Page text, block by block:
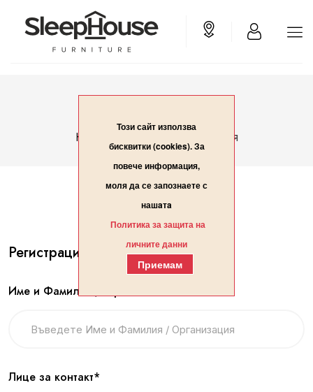
Начало Вход/Регистрация
Регистрация
Име и Фамилия / Организация*
Лице за контакт*
Този сайт използва
бисквитки (cookies). За
повече информация,
моля да се запознаете с
нашaтa
Политика за защита на
личните данни
Приемам